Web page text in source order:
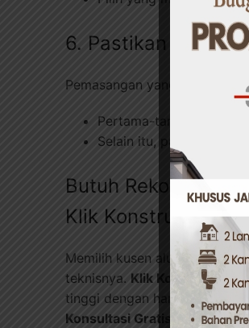
6. Pastikan
Pemasangan yang salah
Pertama-tama,
Selain itu, pastikan
Butuh
Klik Konstruksi!
Memilih kusen aluminium
teknisnya. Klik Konstruksi
tinggi dengan harga
Konsultasi Gratis
–